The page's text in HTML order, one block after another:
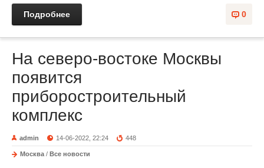
0
Подробнее
На северо-востоке Москвы
появится
приборостроительный
комплекс
admin 14-06-2022, 22:24 448
Москва / Все новости